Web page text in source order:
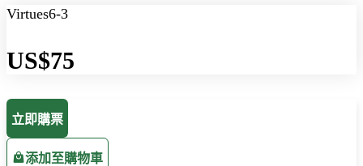
Virtues6-3
US$75
立即購票
添加至購物車